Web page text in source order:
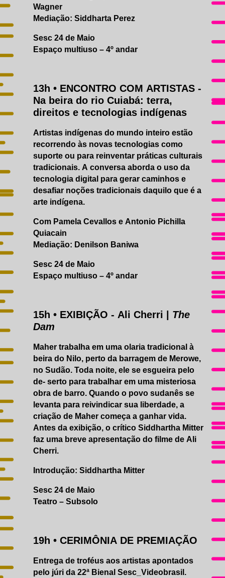
Wagner
Mediação: Siddharta Perez
Sesc 24 de Maio
Espaço multiuso – 4º andar
13h • ENCONTRO COM ARTISTAS -
Na beira do rio Cuiabá: terra,
direitos e tecnologias indígenas
Artistas indígenas do mundo inteiro estão
recorrendo às novas tecnologias como
suporte ou para reinventar práticas culturais
tradicionais. A conversa aborda o uso da
tecnologia digital para gerar caminhos e
desafiar noções tradicionais daquilo que é a
arte indígena.
Com Pamela Cevallos e Antonio Pichilla
Quiacain
Mediação: Denilson Baniwa
Sesc 24 de Maio
Espaço multiuso – 4º andar
15h • EXIBIÇÃO - Ali Cherri | The
Dam
Maher trabalha em uma olaria tradicional à
beira do Nilo, perto da barragem de Merowe,
no Sudão. Toda noite, ele se esgueira pelo
de- serto para trabalhar em uma misteriosa
obra de barro. Quando o povo sudanês se
levanta para reivindicar sua liberdade, a
criação de Maher começa a ganhar vida.
Antes da exibição, o crítico Siddhartha Mitter
faz uma breve apresentação do filme de Ali
Cherri.
Introdução: Siddhartha Mitter
Sesc 24 de Maio
Teatro – Subsolo
19h • CERIMÔNIA DE PREMIAÇÃO
Entrega de troféus aos artistas apontados
pelo júri da 22ª Bienal Sesc_Videobrasil.